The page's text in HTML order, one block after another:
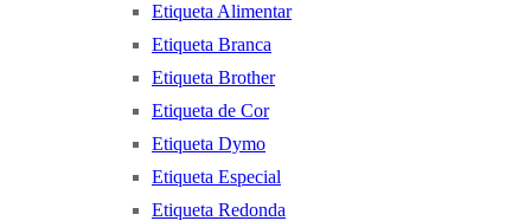
Etiqueta Alimentar
Etiqueta Branca
Etiqueta Brother
Etiqueta de Cor
Etiqueta Dymo
Etiqueta Especial
Etiqueta Redonda